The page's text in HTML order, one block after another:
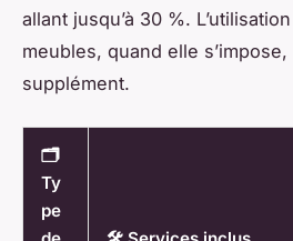
allant jusqu’à 30 %.
meubles, quand elle s’impose,
supplément.
🗂️
Ty
pe